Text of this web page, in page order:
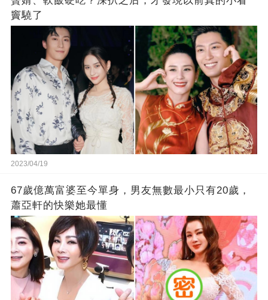
竇驍了
2023/04/19
67歲億萬富婆至今單身，男友無數最小只有20歲，
蕭亞軒的快樂她最懂